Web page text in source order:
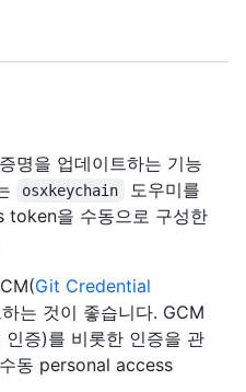
명을 업데이트하는 기능
osxkeychain
도우미를
token을 수동으로 구성한
Git Credential
는 것이 좋습니다. GCM
증)를 비롯한 인증을 관
동 personal access